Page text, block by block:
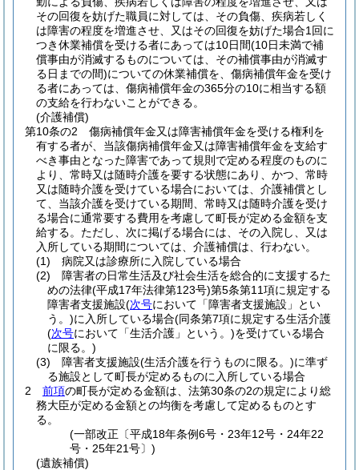
その回復を妨げた職員に対しては、その負傷、疾病若しく
は障害の程度を増進させ、又はその回復を妨げた場合1回に
つき休業補償を受ける者にあっては10日間(10日未満で補
償事由が消滅するものについては、その補償事由が消滅す
る日までの間)についての休業補償を、傷病補償年金を受け
る者にあっては、傷病補償年金の365分の10に相当する額
の支給を行わないことができる。
(介護補償)
第10条の2
傷病補償年金又は障害補償年金を受ける権利を
有する者が、当該傷病補償年金又は障害補償年金を支給す
べき事由となった障害であって規則で定める程度のものに
より、常時又は随時介護を要する状態にあり、かつ、常時
又は随時介護を受けている場合においては、介護補償とし
て、当該介護を受けている期間、常時又は随時介護を受け
る場合に通常要する費用を考慮して町長が定める金額を支
給する。 ただし、次に掲げる場合には、その入院し、又は
入所している期間については、介護補償は、行わない。
(1)
病院又は診療所に入院している場合
(2)
障害者の日常生活及び社会生活を総合的に支援するた
めの法律(平成17年法律第123号)第5条第11項に規定する
障害者支援施設(次号において「障害者支援施設」とい
う。)に入所している場合(同条第7項に規定する生活介護
(次号において「生活介護」という。)を受けている場合
に限る。)
(3)
障害者支援施設(生活介護を行うものに限る。)に準ず
る施設として町長が定めるものに入所している場合
2
前項の町長が定める金額は、法第30条の2の規定により総
務大臣が定める金額との均衡を考慮して定めるものとす
る。
(一部改正〔平成18年条例6号・23年12号・24年22
号・25年21号〕)
(遺族補償)